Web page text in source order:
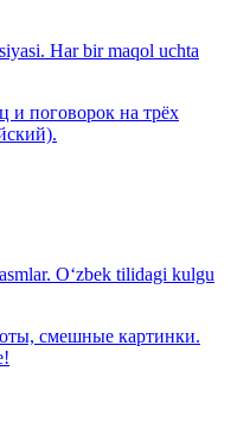
Har bir maqol uchta
и поговорок на трёх
O‘zbek tilidagi kulgu
смешные картинки.